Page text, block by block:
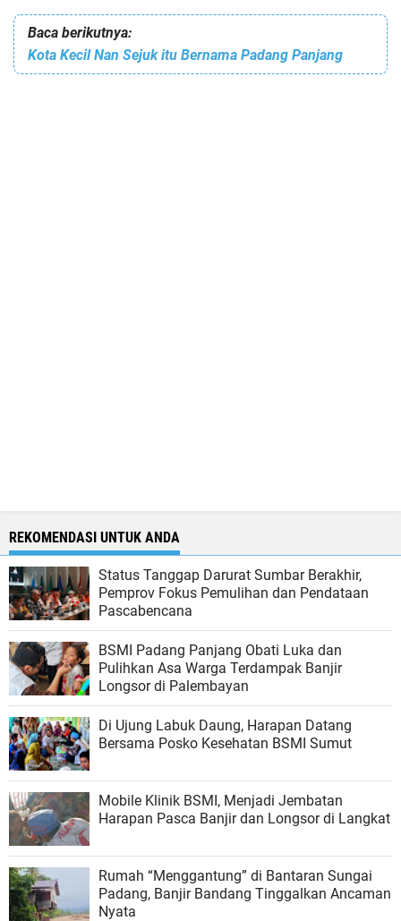
Baca berikutnya:
Kota Kecil Nan Sejuk itu Bernama Padang Panjang
REKOMENDASI UNTUK ANDA
Status Tanggap Darurat Sumbar Berakhir,
Pemprov Fokus Pemulihan dan Pendataan
Pascabencana
BSMI Padang Panjang Obati Luka dan
Pulihkan Asa Warga Terdampak Banjir
Longsor di Palembayan
Di Ujung Labuk Daung, Harapan Datang
Bersama Posko Kesehatan BSMI Sumut
Mobile Klinik BSMI, Menjadi Jembatan
Harapan Pasca Banjir dan Longsor di Langkat
Rumah “Menggantung” di Bantaran Sungai
Padang, Banjir Bandang Tinggalkan Ancaman
Nyata